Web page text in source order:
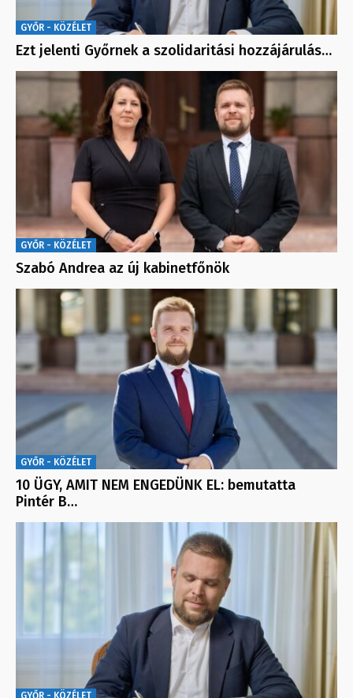
GYŐR - KÖZÉLET
Ezt jelenti Győrnek a szolidaritási hozzájárulás…
GYŐR - KÖZÉLET
Szabó Andrea az új kabinetfőnök
GYŐR - KÖZÉLET
10 ÜGY, AMIT NEM ENGEDÜNK EL: bemutatta
Pintér B…